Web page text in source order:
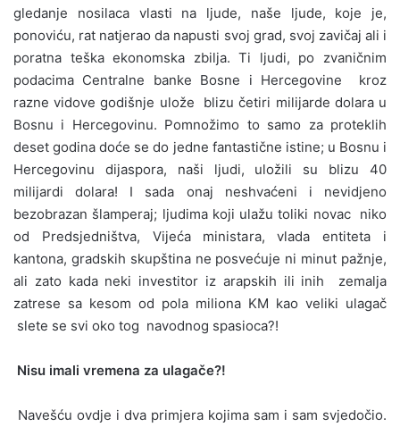
gledanje nosilaca vlasti na ljude, naše ljude, koje je,
ponoviću, rat natjerao da napusti svoj grad, svoj zavičaj ali i
poratna teška ekonomska zbilja. Ti ljudi, po zvaničnim
podacima Centralne banke Bosne i Hercegovine kroz
razne vidove godišnje ulože blizu četiri milijarde dolara u
Bosnu i Hercegovinu. Pomnožimo to samo za proteklih
deset godina doće se do jedne fantastične istine; u Bosnu i
Hercegovinu dijaspora, naši ljudi, uložili su blizu 40
milijardi dolara! I sada onaj neshvaćeni i nevidjeno
bezobrazan šlamperaj; ljudima koji ulažu toliki novac niko
od Predsjedništva, Vijeća ministara, vlada entiteta i
kantona, gradskih skupština ne posvećuje ni minut pažnje,
ali zato kada neki investitor iz arapskih ili inih zemalja
zatrese sa kesom od pola miliona KM kao veliki ulagač
slete se svi oko tog navodnog spasioca?!
Nisu imali vremena za ulagače?!
Navešću ovdje i dva primjera kojima sam i sam svjedočio.